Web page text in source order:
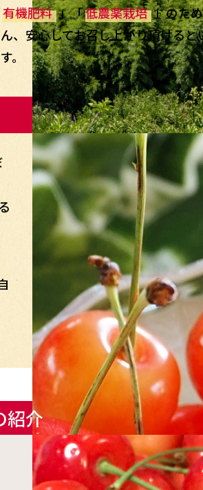
有機肥料 」「低農薬栽培 」のた
、安心してお召し上がり頂けると
。
紹介